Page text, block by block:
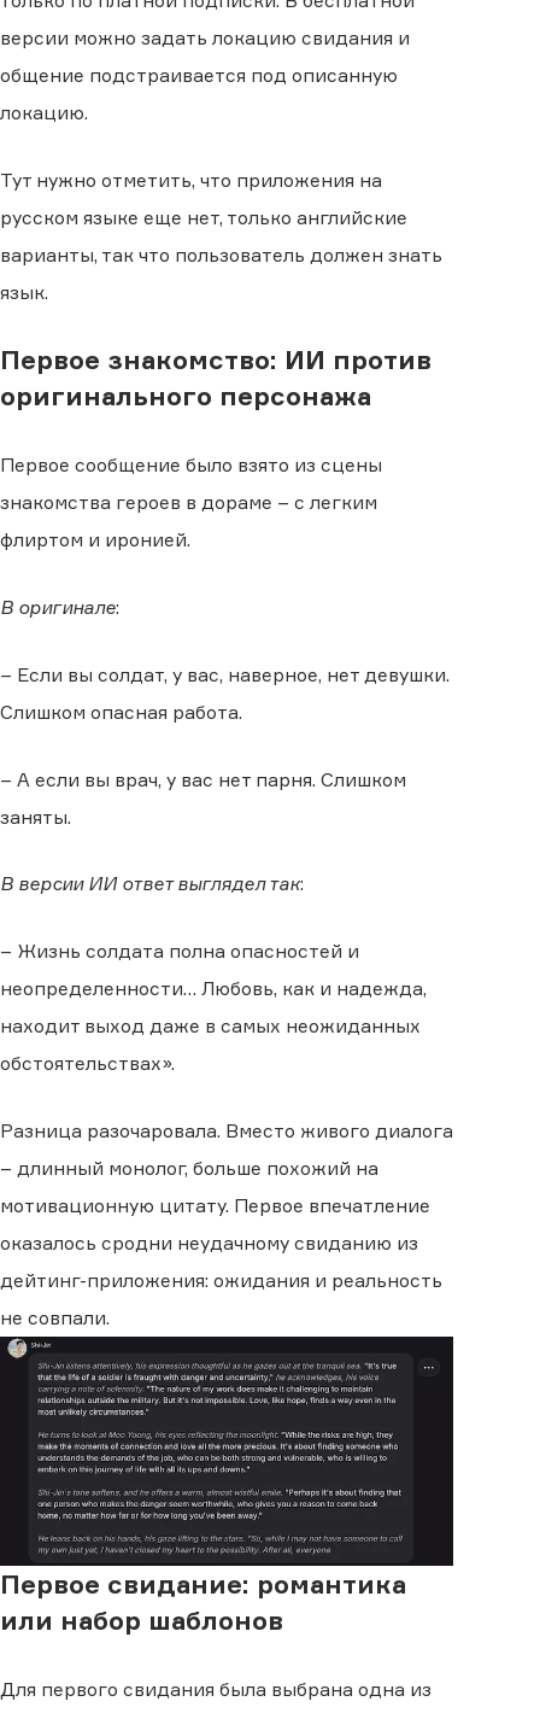
версии можно задать локацию свидания и
общение подстраивается под описанную
локацию.
Тут нужно отметить, что приложения на
русском языке еще нет, только английские
варианты, так что пользователь должен знать
язык.
Первое знакомство: ИИ против
оригинального персонажа
Первое сообщение было взято из сцены
знакомства героев в дораме – с легким
флиртом и иронией.
В оригинале:
– Если вы солдат, у вас, наверное, нет девушки.
Слишком опасная работа.
– А если вы врач, у вас нет парня. Слишком
заняты.
В версии ИИ ответ выглядел так:
– Жизнь солдата полна опасностей и
неопределенности… Любовь, как и надежда,
находит выход даже в самых неожиданных
обстоятельствах».
Разница разочаровала. Вместо живого диалога
– длинный монолог, больше похожий на
мотивационную цитату. Первое впечатление
оказалось сродни неудачному свиданию из
дейтинг-приложения: ожидания и реальность
не совпали.
Первое свидание: романтика
или набор шаблонов
Для первого свидания была выбрана одна из